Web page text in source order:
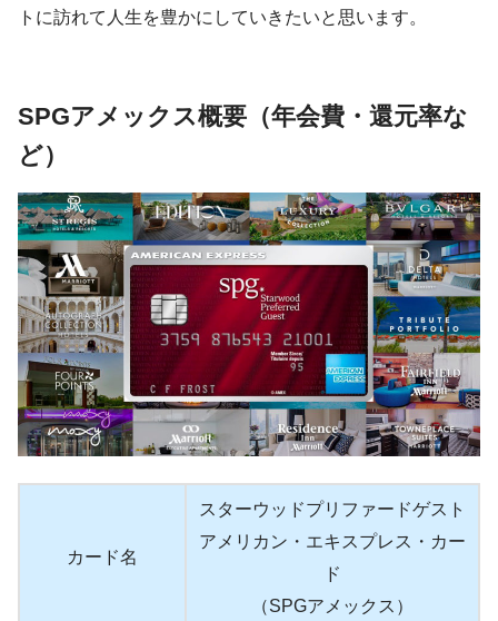
トに訪れて人生を豊かにしていきたいと思います。
SPGアメックス概要（年会費・還元率な
ど）
カード名
スターウッドプリファードゲスト
アメリカン・エキスプレス・カー
ド
（SPGアメックス）